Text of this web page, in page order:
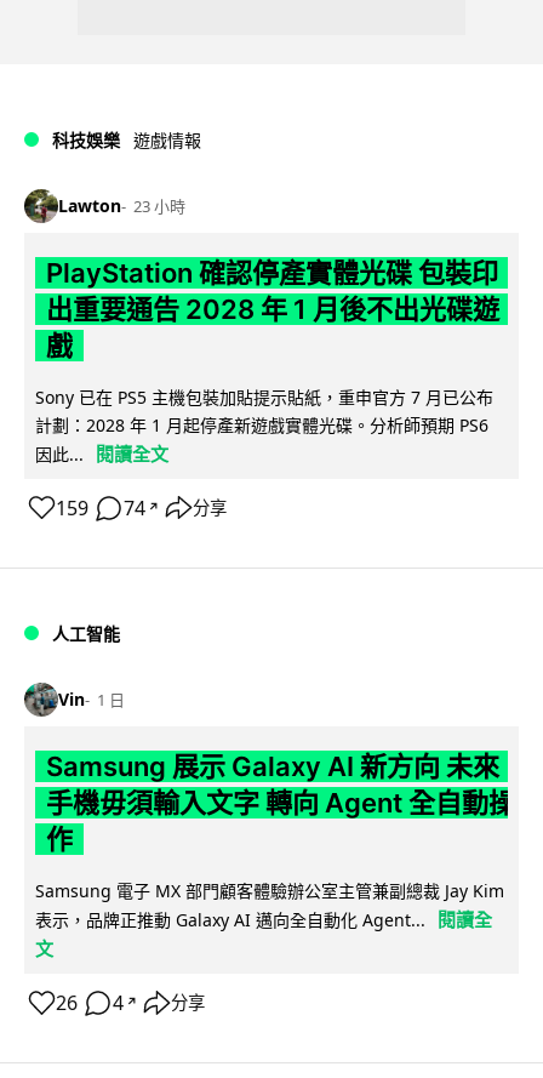
科技娛樂 遊戲情報
Lawton 23 小時
PlayStation 確認停產實體光碟 包裝印
出重要通告 2028 年 1 月後不出光碟遊
戲
Sony 已在 PS5 主機包裝加貼提示貼紙，重申官方 7 月已公布
計劃：2028 年 1 月起停產新遊戲實體光碟。分析師預期 PS6
因此...
閱讀全文
159 74 ↗ 分享
人工智能
Vin 1 日
Samsung 展示 Galaxy AI 新方向 未來
手機毋須輸入文字 轉向 Agent 全自動操
作
Samsung 電子 MX 部門顧客體驗辦公室主管兼副總裁 Jay Kim
表示，品牌正推動 Galaxy AI 邁向全自動化 Agent...
閱讀全
文
26 4 ↗ 分享